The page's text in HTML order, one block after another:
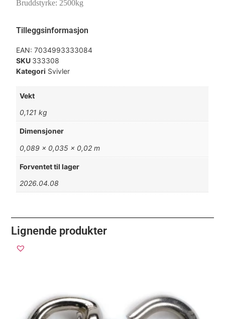
Bruddstyrke: 2500kg
Tilleggsinformasjon
EAN:7034993333084
SKU 333308
Kategori Svivler
Vekt
0,121 kg
Dimensjoner
0,089 × 0,035 × 0,02 m
Forventet til lager
2026.04.08
Lignende produkter